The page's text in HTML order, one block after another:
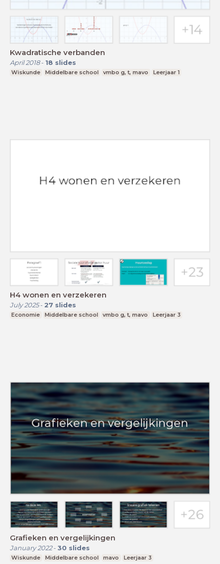
Kwadratische verbanden
April 2018- 18 slides
Wiskunde Middelbare school vmbo g, t, mavo Leerjaar 1
H4 wonen en verzekeren
July 2025- 27 slides
Economie Middelbare school vmbo g, t, mavo Leerjaar 3
Grafieken en vergelijkingen
January 2022- 30 slides
Wiskunde Middelbare school mavo Leerjaar 3